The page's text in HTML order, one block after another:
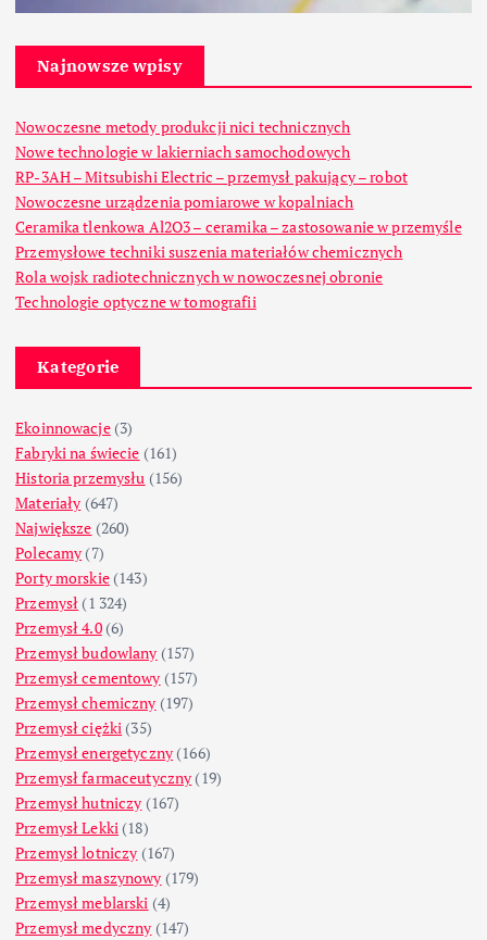
Najnowsze wpisy
Nowoczesne metody produkcji nici technicznych
Nowe technologie w lakierniach samochodowych
RP-3AH – Mitsubishi Electric – przemysł pakujący – robot
Nowoczesne urządzenia pomiarowe w kopalniach
Ceramika tlenkowa Al2O3 – ceramika – zastosowanie w przemyśle
Przemysłowe techniki suszenia materiałów chemicznych
Rola wojsk radiotechnicznych w nowoczesnej obronie
Technologie optyczne w tomografii
Kategorie
Ekoinnowacje(3)
Fabryki na świecie (161)
Historia przemysłu (156)
Materiały (647)
Największe (260)
Polecamy (7)
Porty morskie(143)
Przemysł (1 324)
Przemysł 4.0(6)
Przemysł budowlany (157)
Przemysł cementowy (157)
Przemysł chemiczny (197)
Przemysł ciężki (35)
Przemysł energetyczny (166)
Przemysł farmaceutyczny (19)
Przemysł hutniczy (167)
Przemysł Lekki (18)
Przemysł lotniczy (167)
Przemysł maszynowy (179)
Przemysł meblarski (4)
Przemysł medyczny (147)